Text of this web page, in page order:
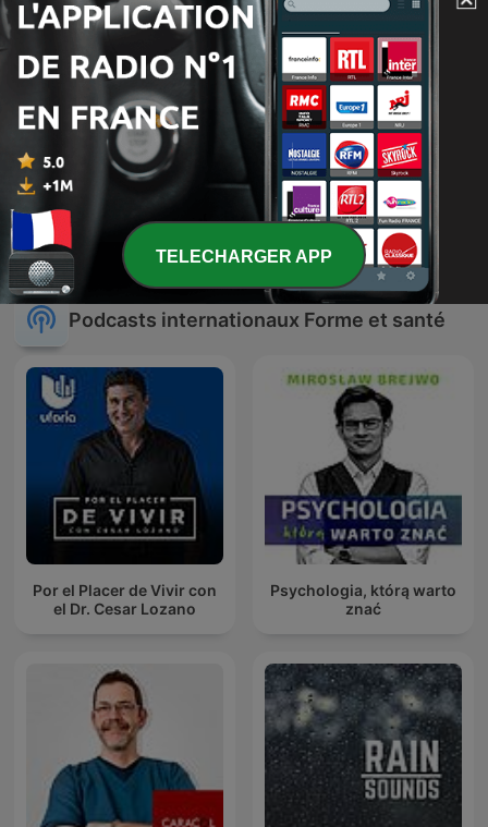
Symptômes Peloton RMC
Podcasts internationaux Forme et santé
Por el Placer de Vivir con
el Dr. Cesar Lozano
Psychologia, którą warto
znać
TELECHARGER APP